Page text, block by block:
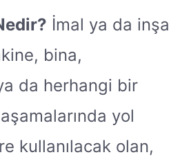
İmal ya da inşa
bina,
da herhangi bir
yol
kullanılacak olan,